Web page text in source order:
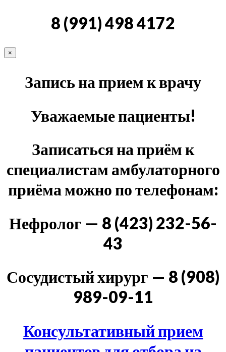
8 (991) 498 4172
×
Запись на прием к врачу
Уважаемые пациенты!
Записаться на приём к
специалистам амбулаторного
приёма можно по телефонам:
Нефролог — 8 (423) 232-56-
43
Сосудистый хирург — 8 (908)
989-09-11
Консультативный прием